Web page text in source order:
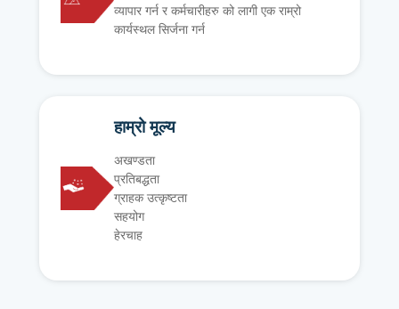
व्यापार गर्न र कर्मचारीहरु को लागी एक राम्रो
कार्यस्थल सिर्जना गर्न
हाम्रो मूल्य
अखण्डता
प्रतिबद्धता
ग्राहक उत्कृष्टता
सहयोग
हेरचाह